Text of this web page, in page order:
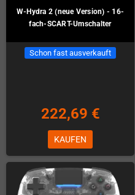
W-Hydra 2 (neue Version) - 16-
fach-SCART-Umschalter
Schon fast ausverkauft
222,69 €
KAUFEN